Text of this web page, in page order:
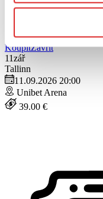
KoupitZavřít
11zář
Tallinn
11.09.2026 20:00
Unibet Arena
39.00 €